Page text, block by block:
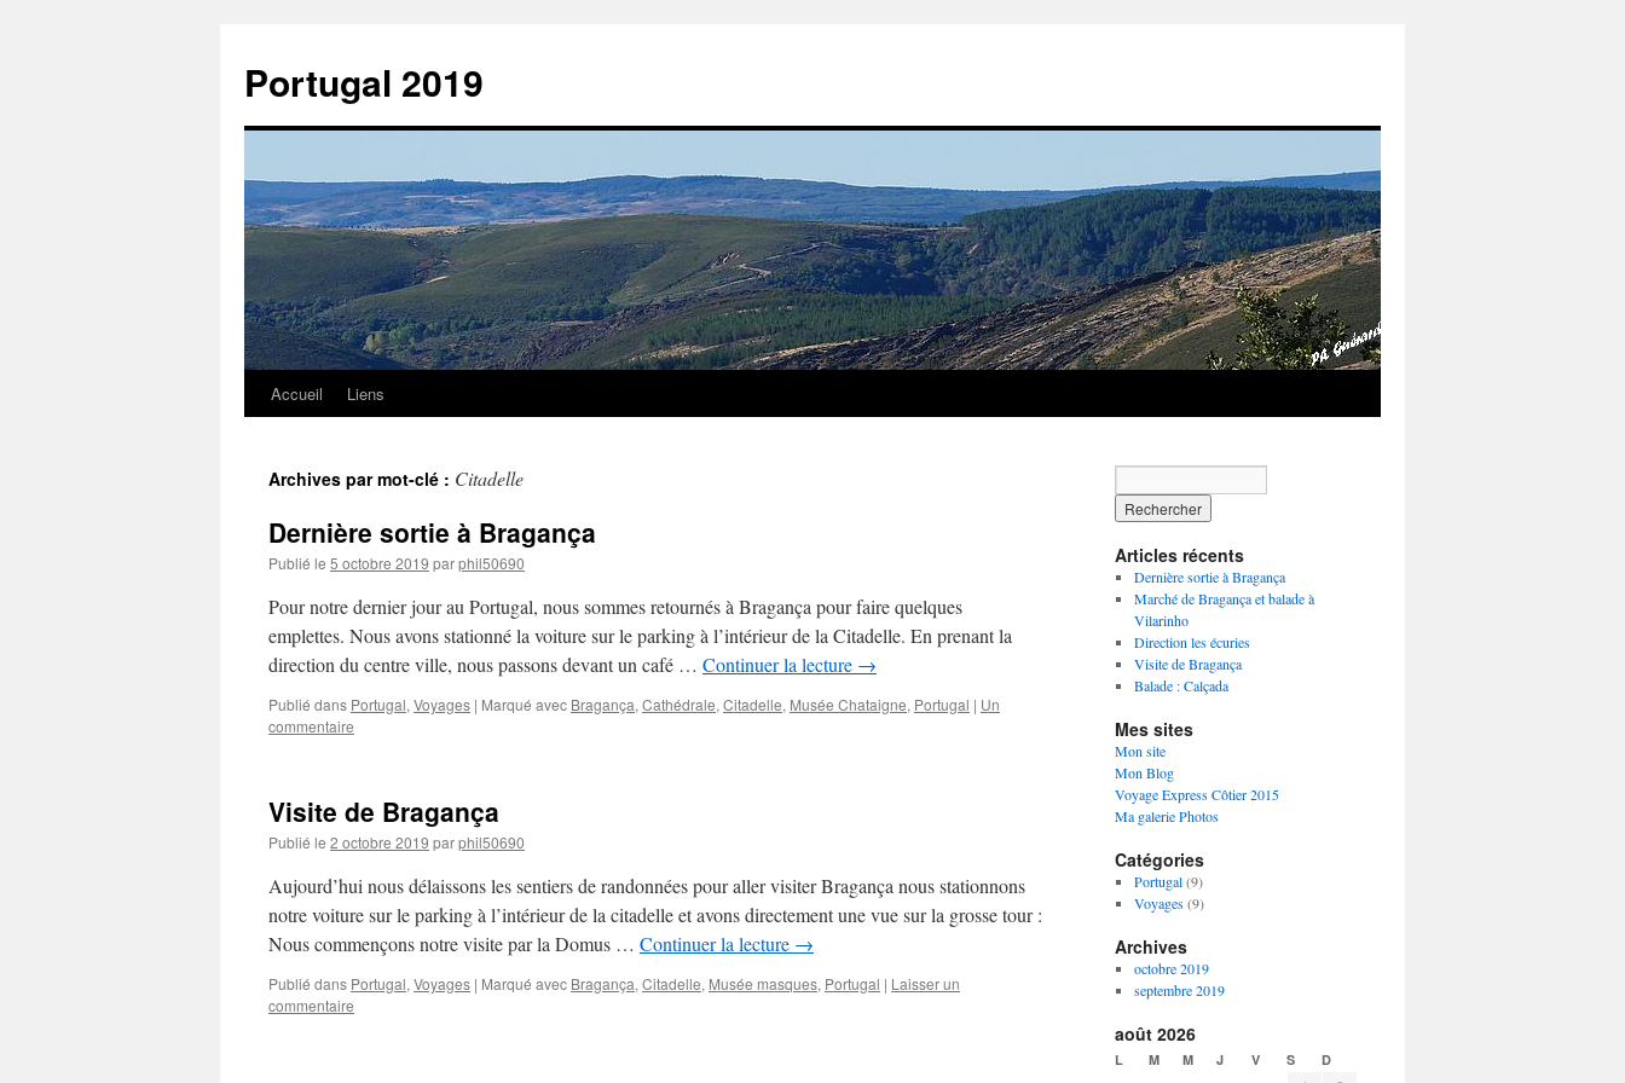
contenu
Portugal 2019
Accueil Liens
Archives par mot-clé : Citadelle
Dernière sortie à Bragança
Publié le 5 octobre 2019 parphil50690
Pour notre dernier jour au Portugal, nous sommes retournés à Bragança pour faire quelques
emplettes. Nous avons stationné la voiture sur le parking à l’intérieur de la Citadelle. En prenant la
direction du centre ville, nous passons devant un café … Continuer la lecture →
Publié dans Portugal, Voyages | Marqué avec Bragança, Cathédrale, Citadelle, Musée Chataigne, Portugal | Un
commentaire
Visite de Bragança
Publié le 2 octobre 2019 parphil50690
Aujourd’hui nous délaissons les sentiers de randonnées pour aller visiter Bragança nous stationnons
notre voiture sur le parking à l’intérieur de la citadelle et avons directement une vue sur la grosse tour :
Nous commençons notre visite par la Domus … Continuer la lecture →
Publié dans Portugal, Voyages | Marqué avec Bragança, Citadelle, Musée masques, Portugal | Laisser un
commentaire
Articles récents
Dernière sortie à Bragança
Marché de Bragança et balade à
Vilarinho
Direction les écuries
Visite de Bragança
Balade : Calçada
Mes sites
Mon site
Mon Blog
Voyage Express Côtier 2015
Ma galerie Photos
Catégories
Portugal(9)
Voyages(9)
Archives
octobre 2019
septembre 2019
août 2026
L M M J V S D